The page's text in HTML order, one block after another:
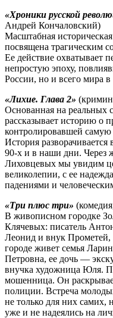
«Хроники русской
Андрей Кончаловский)
Масштабная
посвящена трагическим
Ее действие охватывает
непростую эпоху,
России, но и всего мира
«Лихие. Глава 2»
Основанная на реальных
рассказывает историю о
контролировавшей
История
90-х и в наши дни. Через
Лиховцевых мы увидим
великолепии, с ее
падениями и
«Три плюс три»
В живописном городке
Клячевых: писатель
Леонид и внук
городе живет семья
Петровна, ее дочь —
внучка художница Юля.
мошенница. Он
полиции. Встреча
не только для них самих,
уже и не надеялись на